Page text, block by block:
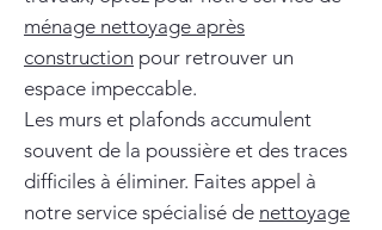
ménage nettoyage après
construction pour retrouver un
espace impeccable.
Les murs et plafonds accumulent
souvent de la poussière et des traces
difficiles à éliminer. Faites appel à
notre service spécialisé de nettoyage